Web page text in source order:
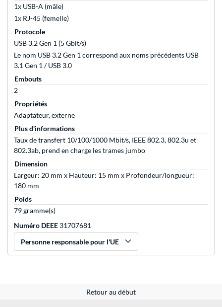
1x USB-A (mâle)
1x RJ-45 (femelle)
Protocole
USB 3.2 Gen 1 (5 Gbit/s)
Le nom USB 3.2 Gen 1 correspond aux noms précédents USB
3.1 Gen 1 / USB 3.0
Embouts
2
Propriétés
Adaptateur, externe
Plus d'informations
Taux de transfert 10/100/1000 Mbit/s, IEEE 802.3, 802.3u et
802.3ab, prend en charge les trames jumbo
Dimension
Largeur: 20 mm x Hauteur: 15 mm x Profondeur/longueur:
180 mm
Poids
79 gramme(s)
Numéro DEEE 31707681
Personne responsable pour l'UE
Retour au début